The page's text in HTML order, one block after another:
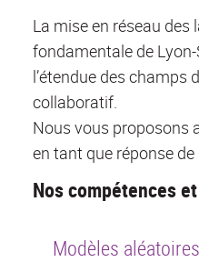
La mise en réseau
fondamentale de
l’étendue des champs
collaboratif.
Nous vous proposons
en tant que réponse
Nos compétences
Modèles